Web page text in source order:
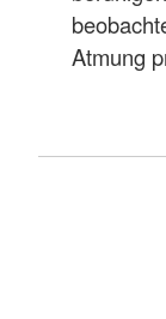
Atmung